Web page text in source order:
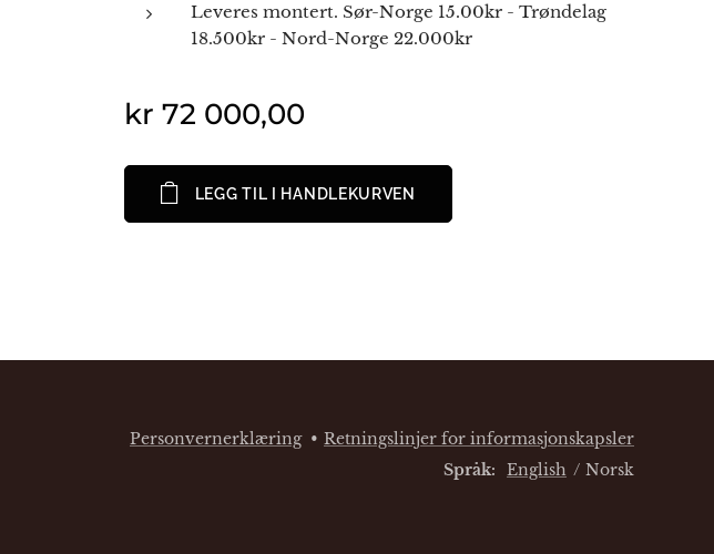
Leveres montert. Sør-Norge 15.00kr - Trøndelag
18.500kr - Nord-Norge 22.000kr
kr 72 000,00
LEGG TIL I HANDLEKURVEN
Personvernerklæring
Retningslinjer for informasjonskapsler
Språk
English Norsk